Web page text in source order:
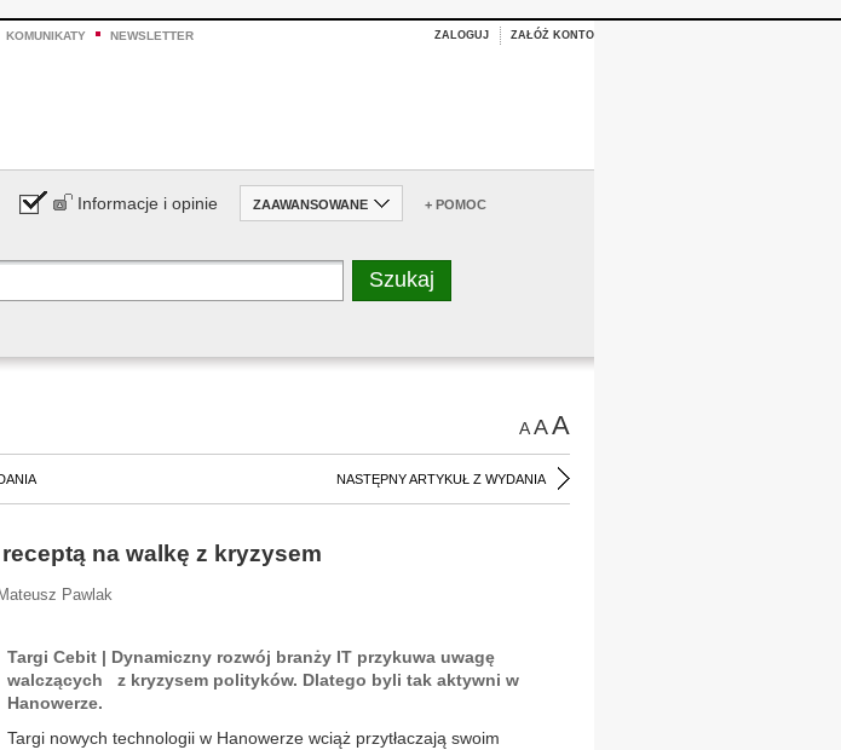
KOMUNIKATY NEWSLETTER ZALOGUJ ZAŁÓŻ KONTO
Informacje i opinie ZAAWANSOWANE + POMOC
AAA
NASTĘPNY ARTYKUŁ Z WYDANIA
na walkę z kryzysem
Pawlak
Targi Cebit | Dynamiczny rozwój branży IT przykuwa uwagę
walczących z kryzysem polityków. Dlatego byli tak aktywni w
Hanowerze.
Targi nowych technologii w Hanowerze wciąż przytłaczają swoim